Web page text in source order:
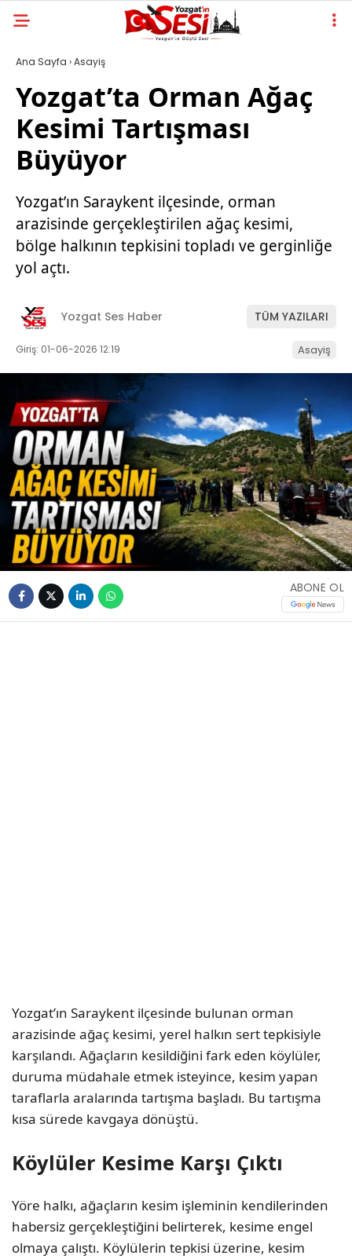
Ana Sayfa ›Asayiş
Yozgat’ta Orman Ağaç
Kesimi Tartışması
Büyüyor
Yozgat’ın Saraykent ilçesinde, orman
arazisinde gerçekleştirilen ağaç kesimi,
bölge halkının tepkisini topladı ve gerginliğe
yol açtı.
Yozgat Ses Haber TÜM YAZILARI
Giriş: 01-06-2026 12:19 Asayiş
ABONE OL
Yozgat’ın Saraykent ilçesinde bulunan orman
arazisinde ağaç kesimi, yerel halkın sert tepkisiyle
karşılandı. Ağaçların kesildiğini fark eden köylüler,
duruma müdahale etmek isteyince, kesim yapan
taraflarla aralarında tartışma başladı. Bu tartışma
kısa sürede kavgaya dönüştü.
Köylüler Kesime Karşı Çıktı
Yöre halkı, ağaçların kesim işleminin kendilerinden
habersiz gerçekleştiğini belirterek, kesime engel
olmaya çalıştı. Köylülerin tepkisi üzerine, kesim